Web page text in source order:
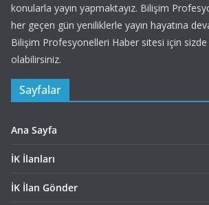
konularla yayın yapmaktayız. Bilişim
her geçen gün yeniliklerle yayın hayatına
Bilişim Profesyonelleri Haber sitesi için sizde
olabilirsiniz.
Sayfalar
Ana Sayfa
İK İlanları
İK İlan Gönder